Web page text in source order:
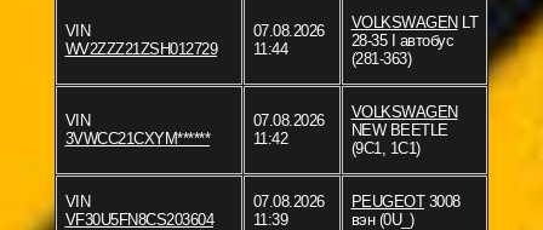
VIN
WV2ZZZ21ZSH012729
07.08.2026
11:44
VOLKSWAGEN LT
28-35 I автобус
(281-363)
VIN
3VWCC21CXYM******
07.08.2026
11:42
VOLKSWAGEN
NEW BEETLE
(9C1, 1C1)
VIN
VF30U5FN8CS203604
07.08.2026
11:39
PEUGEOT3008
вэн (0U_)